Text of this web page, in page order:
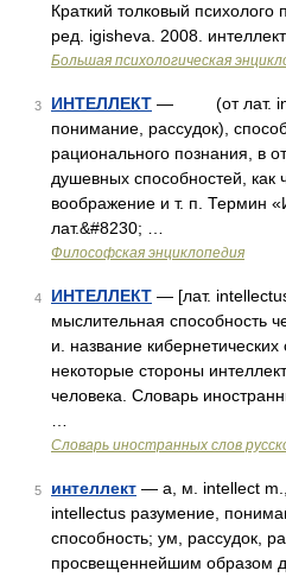
Краткий толковый психолого
ред. igisheva. 2008.
Большая психологическая
3 ИНТЕЛЛЕКТ — (от лат.
понимание, рассудок),
рационального познания, в
душевных способностей, как
воображение и т. п. Термин
лат.&#8230; …
Философская энциклопедия
4 ИНТЕЛЛЕКТ — [лат.
мыслительная способность
и. название
некоторые стороны
человека. Словарь
Словарь иностранных слов
5 интеллект — а, м. intellect
intellectus разумение,
способность; ум, рассудок,
просвещеннейшим образом